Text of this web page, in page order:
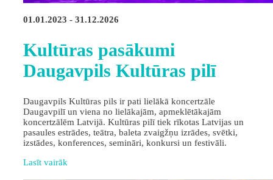
01.01.2023 - 31.12.2026
Kultūras pasākumi
Daugavpils Kultūras pilī
Daugavpils Kultūras pils ir pati lielākā koncertzāle
Daugavpilī un viena no lielākajām, apmeklētākajām
koncertzālēm Latvijā. Kultūras pilī tiek rīkotas Latvijas un
pasaules estrādes, teātra, baleta zvaigžņu izrādes, svētki,
izstādes, konferences, semināri, konkursi un festivāli.
Lasīt vairāk